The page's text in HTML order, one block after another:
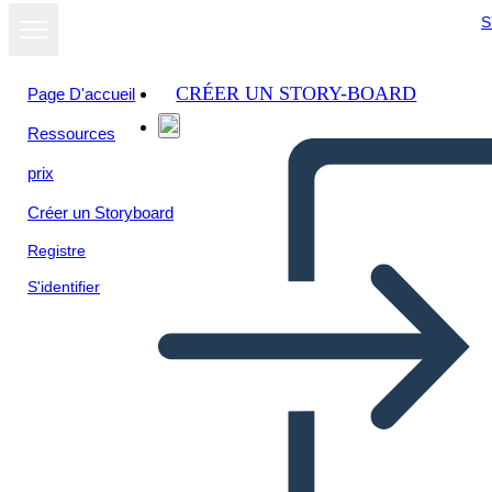
Page D'accueil
Ressources
prix
Créer un Storyboard
Registre
S'identifier
CRÉER UN STORY-BOARD
Afficher sous
forme de